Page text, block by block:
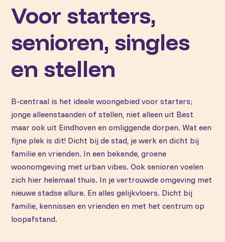
Voor starters,
senioren, singles
en stellen
B-centraal is het ideale woongebied voor starters;
jonge alleenstaanden of stellen, niet alleen uit Best
maar ook uit Eindhoven en omliggende dorpen. Wat een
fijne plek is dit! Dicht bij de stad, je werk en dicht bij
familie en vrienden. In een bekende, groene
woonomgeving met urban vibes. Ook senioren voelen
zich hier helemaal thuis. In je vertrouwde omgeving met
nieuwe stadse allure. En alles gelijkvloers. Dicht bij
familie, kennissen en vrienden en met het centrum op
loopafstand.